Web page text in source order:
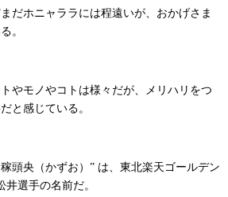
だホニャララには程遠いが、おかげさま
。
やモノやコトは様々だが、メリハリをつ
と感じている。
頭央（かずお）” は、東北楽天ゴールデン
選手の名前だ。